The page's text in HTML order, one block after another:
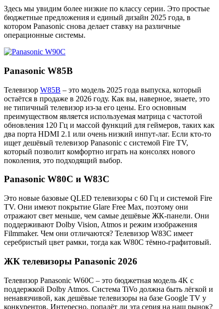
Здесь мы увидим более низкие по классу серии. Это простые
бюджетные предложения и единый дизайн 2025 года, в
котором Panasonic снова делает ставку на различные
операционные системы.
Panasonic W85B
Телевизор W85B – это модель 2025 года выпуска, который
остаётся в продаже в 2026 году. Как вы, наверное, знаете, это
не типичный телевизор из-за его цены. Его основным
преимуществом является используемая матрица с частотой
обновления 120 Гц и массой функций для геймеров, таких как
два порта HDMI 2.1 или очень низкий инпут-лаг. Если кто-то
ищет дешёвый телевизор Panasonic с системой Fire TV,
который позволит комфортно играть на консолях нового
поколения, это подходящий выбор.
Panasonic W80C и W83C
Это новые базовые QLED телевизоры с 60 Гц и системой Fire
TV. Они имеют покрытие Glare Free Max, поэтому они
отражают свет меньше, чем самые дешёвые ЖК-панели. Они
поддерживают Dolby Vision, Atmos и режим изображения
Filmmaker. Чем они отличаются? Телевизор W83С имеет
серебристый цвет рамки, тогда как W80C тёмно-графитовый.
ЖК телевизоры Panasonic 2026
Телевизор Panasonic W60C – это бюджетная модель 4K с
поддержкой Dolby Atmos. Система TiVo должна быть лёгкой и
ненавязчивой, как дешёвые телевизоры на базе Google TV у
конкурентов. Интересно, попадёт ли эта серия на наш рынок?